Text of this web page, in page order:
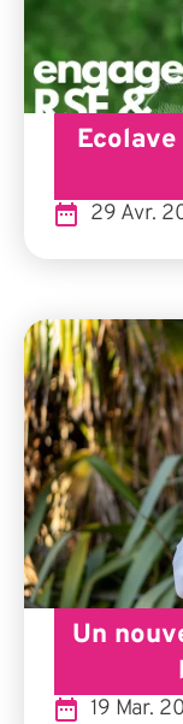
29 Avr.
Un
19 Mar.